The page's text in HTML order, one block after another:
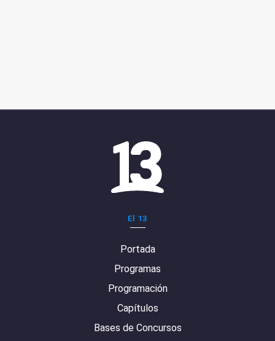
El 13
Portada
Programas
Programación
Capítulos
Bases de Concursos